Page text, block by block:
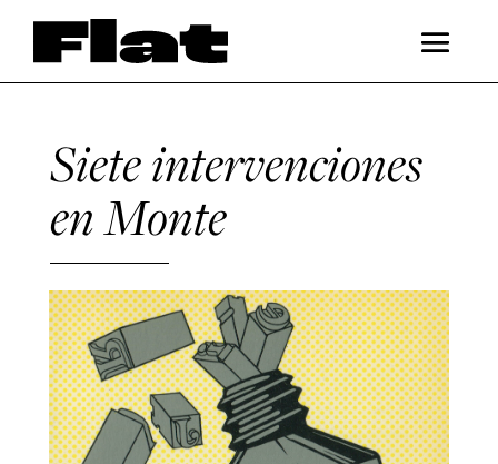
Siete intervenciones
en Monte